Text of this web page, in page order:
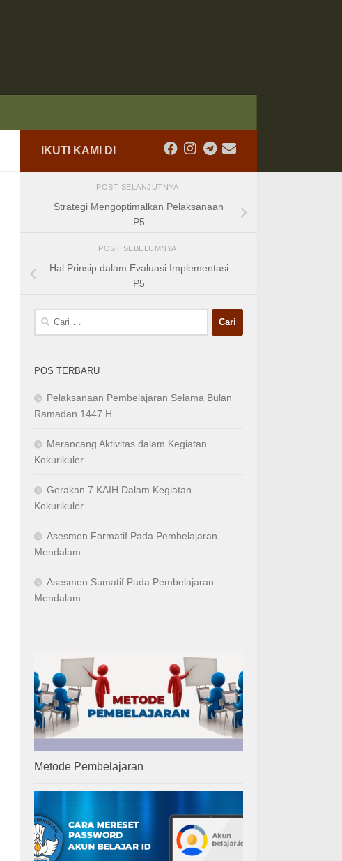
IKUTI KAMI DI
POST SELANJUTNYA
Strategi Mengoptimalkan Pelaksanaan
P5
POST SEBELUMNYA
Hal Prinsip dalam Evaluasi Implementasi
P5
Cari
POS TERBARU
Pelaksanaan Pembelajaran Selama Bulan
Ramadan 1447 H
Merancang Aktivitas dalam Kegiatan
Kokurikuler
Gerakan 7 KAIH Dalam Kegiatan
Kokurikuler
Asesmen Formatif Pada Pembelajaran
Mendalam
Asesmen Sumatif Pada Pembelajaran
Mendalam
Metode Pembelajaran